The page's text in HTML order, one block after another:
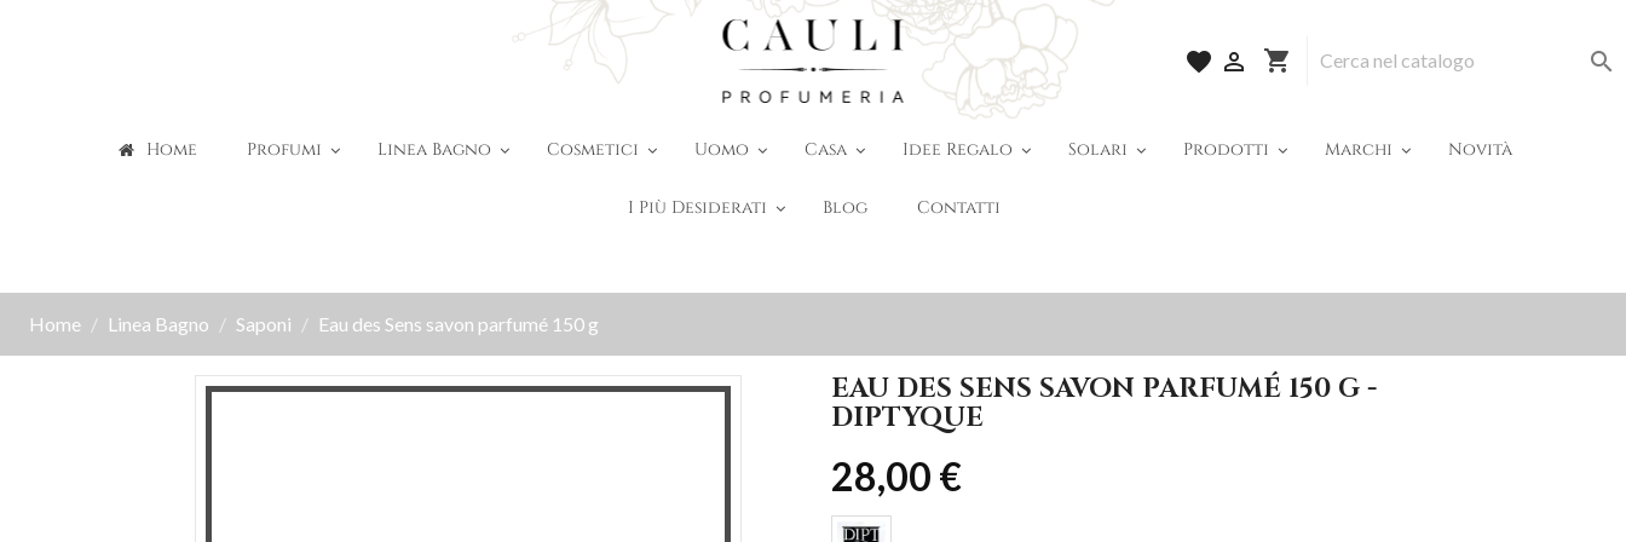
favorite  shopping_cart 
Home Profumi Linea Bagno Cosmetici Uomo Casa Idee Regalo Solari Prodotti Marchi Novità
I Più Desiderati Blog Contatti
Home Linea Bagno Saponi Eau des Sens savon parfumé 150 g
EAU DES SENS SAVON PARFUMÉ 150 G -
DIPTYQUE
28,00 €